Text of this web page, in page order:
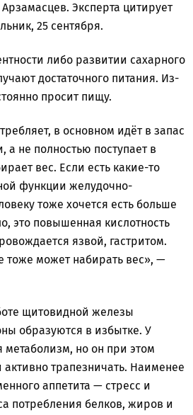
Эксперта цитирует
25 сентября.
либо развитии сахарного
достаточного питания. Из-
просит пищу.
в основном идёт в запас
а не полностью поступает в
вес. Если есть какие-то
функции желудочно-
тоже хочется есть больше
это повышенная кислотность
язвой, гастритом.
тоже может набирать вес», —
щитовидной железы
образуются в избытке. У
но он при этом
активно трапезничать. Наименее
аппетита — стресс и
потребления белков, жиров и